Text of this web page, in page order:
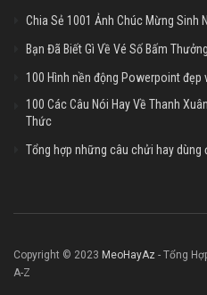
Chia Sẻ 1001 Ảnh Chúc Mừng Sinh
Bạn Đã Biết Gì Về Vé Số Bấm
100 Hình nền động Powerpoint
100 Các Câu Nói Hay Về Thanh
Thức
Tổng hợp những câu chửi hay dùng
Copyright © 2023 MeoHayAz - Tổng
A-Z